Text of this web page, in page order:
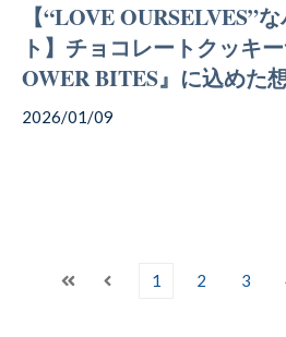
【“LOVE OURSELVES”
ト】チョコレートクッキ
OWER BITES』に込めた
2026/01/09
最初 前へ
1 2 3